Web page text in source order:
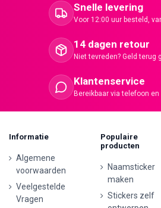
Snelle levering
Voor 12:00 uur besteld,
14 dagen retour
Niet tevreden? Geld terug
Klantenservice
Bereikbaar via telefoon en
Informatie
Algemene
voorwaarden
Veelgestelde
Vragen
Populaire
producten
Naamsticker
maken
Stickers zelf